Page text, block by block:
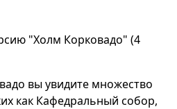
"Холм Корковадо" (4
вы увидите множество
как Кафедральный собор,